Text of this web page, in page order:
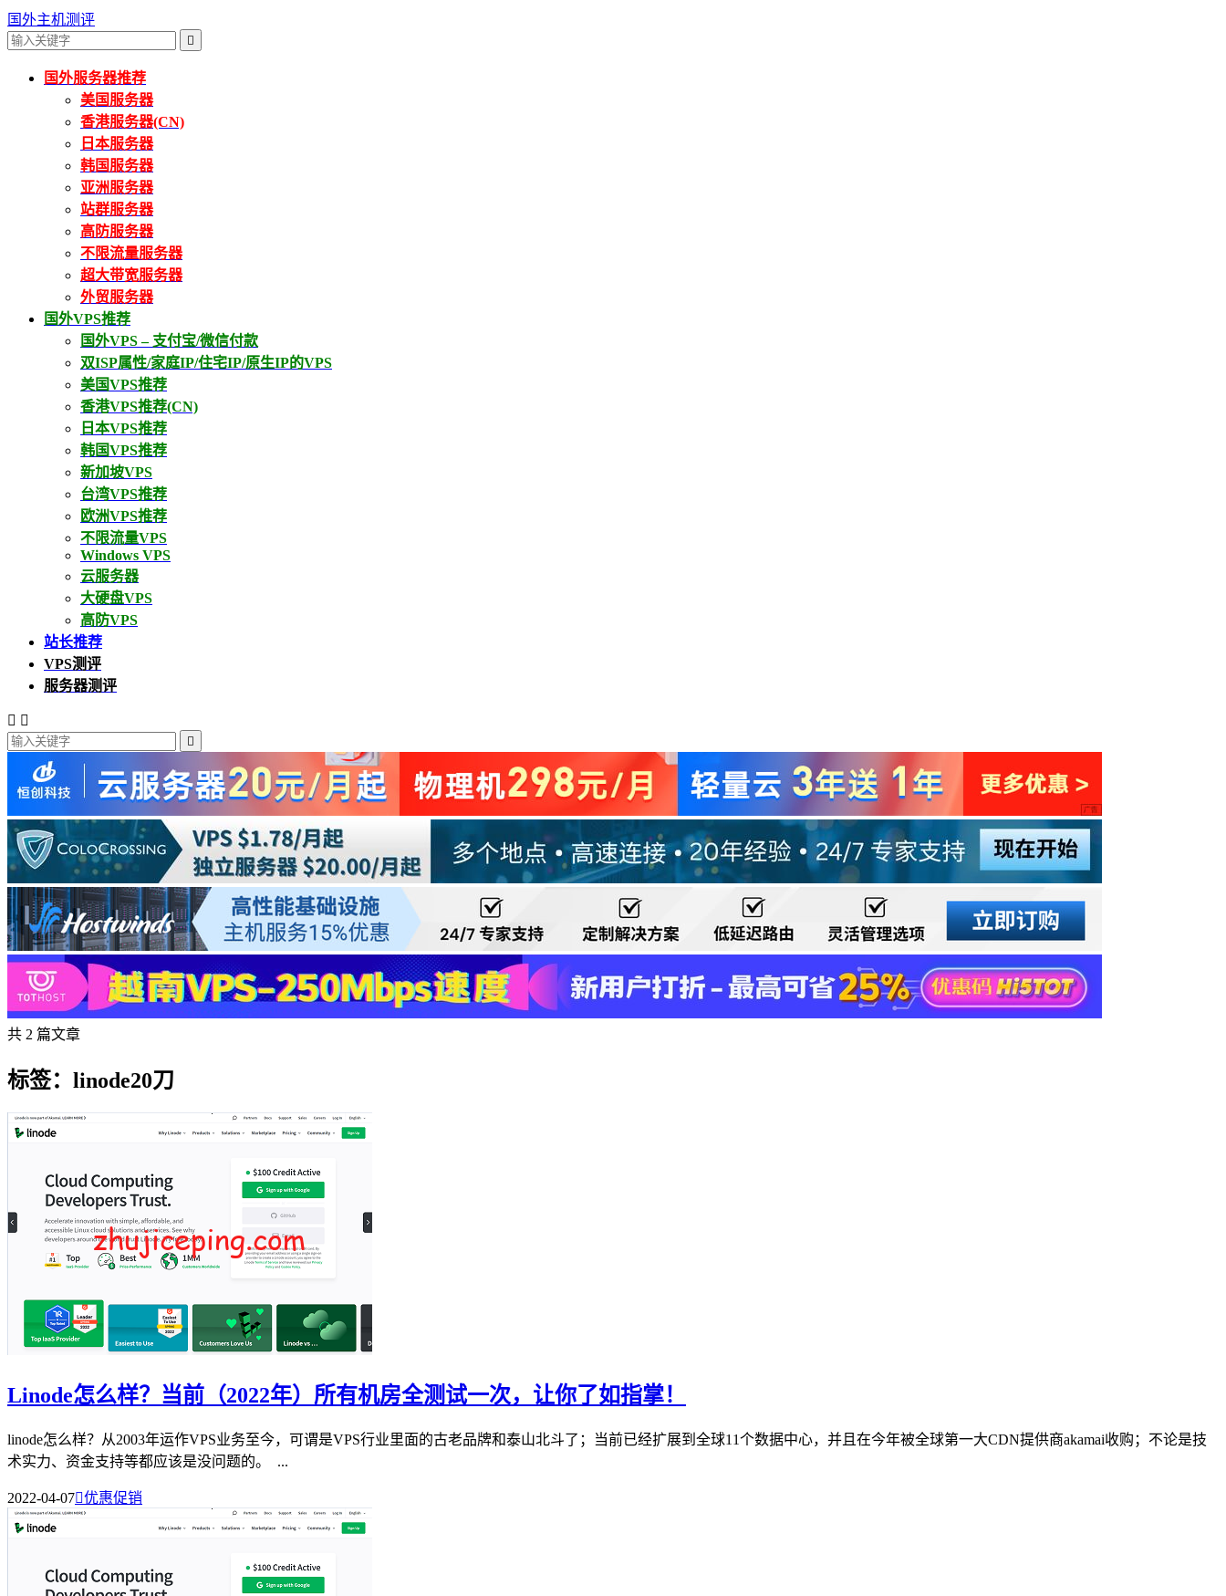
国外主机测评

国外服务器推荐
美国服务器
香港服务器(CN)
日本服务器
韩国服务器
亚洲服务器
站群服务器
高防服务器
不限流量服务器
超大带宽服务器
外贸服务器
国外VPS推荐
国外VPS – 支付宝/微信付款
双ISP属性/家庭IP/住宅IP/原生IP的VPS
美国VPS推荐
香港VPS推荐(CN)
日本VPS推荐
韩国VPS推荐
新加坡VPS
台湾VPS推荐
欧洲VPS推荐
不限流量VPS
Windows VPS
云服务器
大硬盘VPS
高防VPS
站长推荐
VPS测评
服务器测评
 

共 2 篇文章
标签：linode20刀
Linode怎么样？当前（2022年）所有机房全测试一次，让你了如指掌！
linode怎么样？从2003年运作VPS业务至今，可谓是VPS行业里面的古老品牌和泰山北斗了；当前已经扩展到全球11个数据中心，并且在今年被全球第一大CDN提供商akamai收购；不论是技
术实力、资金支持等都应该是没问题的。 ...
2022-04-07优惠促销